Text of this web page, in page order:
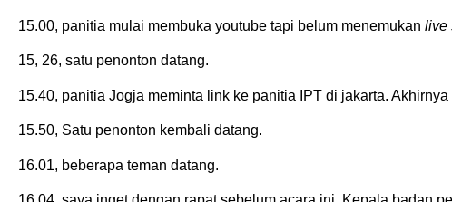
15.00, panitia mulai membuka youtube tapi belum menemukan live
15, 26, satu penonton datang.
15.40, panitia Jogja meminta link ke panitia IPT di jakarta.
15.50, Satu penonton kembali datang.
16.01, beberapa teman datang.